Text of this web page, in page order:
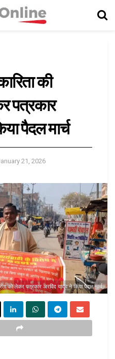
की
पत्रकार
पैदल मार्च
21, 2026
को लेकर पत्रकार अरविंद यादव ने किया पैदल मार्च